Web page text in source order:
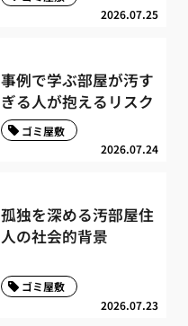
2026.07.25
事例で学ぶ部屋が汚す
ぎる人が抱えるリスク
2026.07.24
ゴミ屋敷
孤独を深める汚部屋住
人の社会的背景
2026.07.23
ゴミ屋敷